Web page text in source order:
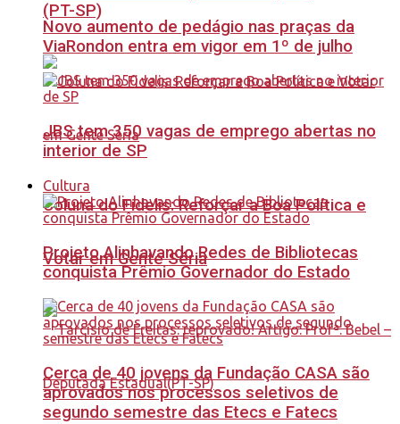
(PT-SP)
Coluna do Fidelis: Reforçar a Boa Política e
Votar em Gente Séria
Novo aumento de pedágio nas praças da
ViaRondon entra em vigor em 1º de julho
JBS tem 350 vagas de emprego abertas no
interior de SP
Cultura
Projeto Alinhavando Redes de Bibliotecas
conquista Prêmio Governador do Estado
Cerca de 40 jovens da Fundação CASA são
aprovados nos processos seletivos de
segundo semestre das Etecs e Fatecs